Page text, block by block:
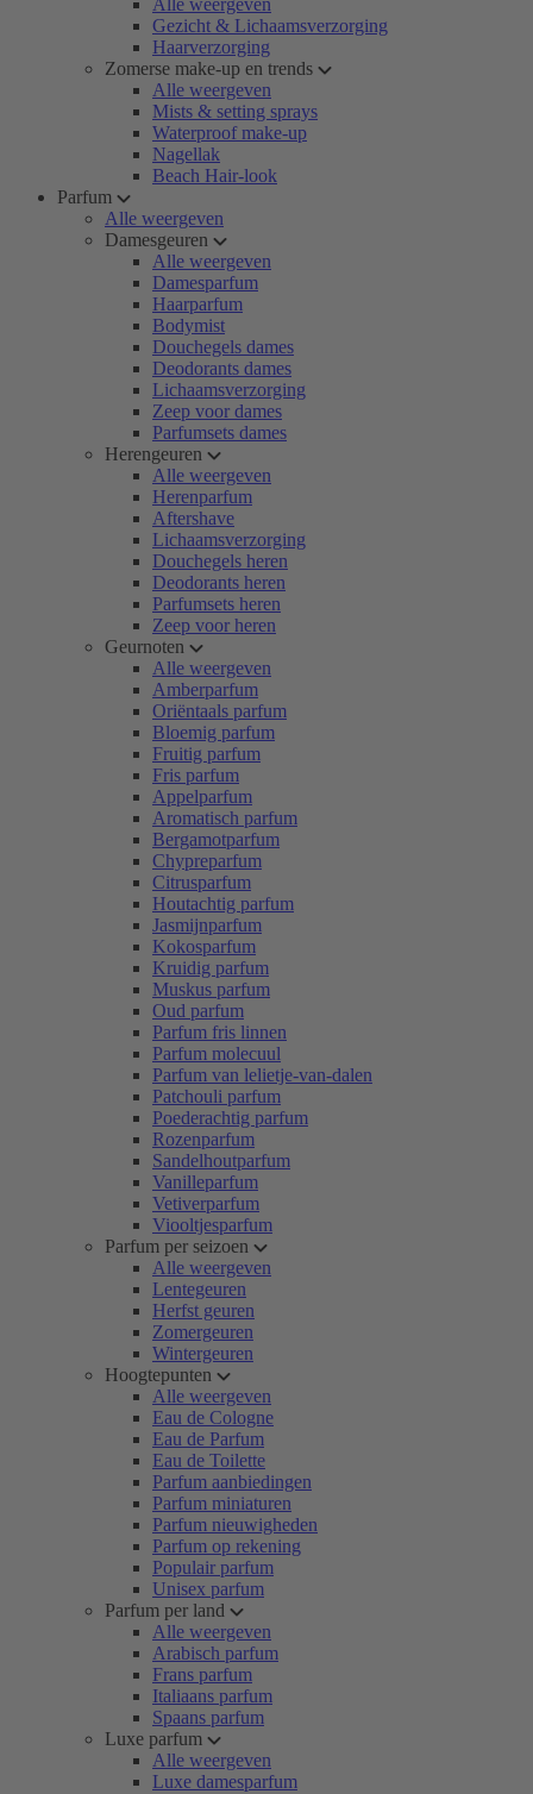
Alle weergeven
Gezicht & Lichaamsverzorging
Haarverzorging
Zomerse make-up en trends
Alle weergeven
Mists & setting sprays
Waterproof make-up
Nagellak
Beach Hair-look
Parfum
Alle weergeven
Damesgeuren
Alle weergeven
Damesparfum
Haarparfum
Bodymist
Douchegels dames
Deodorants dames
Lichaamsverzorging
Zeep voor dames
Parfumsets dames
Herengeuren
Alle weergeven
Herenparfum
Aftershave
Lichaamsverzorging
Douchegels heren
Deodorants heren
Parfumsets heren
Zeep voor heren
Geurnoten
Alle weergeven
Amberparfum
Oriëntaals parfum
Bloemig parfum
Fruitig parfum
Fris parfum
Appelparfum
Aromatisch parfum
Bergamotparfum
Chypreparfum
Citrusparfum
Houtachtig parfum
Jasmijnparfum
Kokosparfum
Kruidig parfum
Muskus parfum
Oud parfum
Parfum fris linnen
Parfum molecuul
Parfum van lelietje-van-dalen
Patchouli parfum
Poederachtig parfum
Rozenparfum
Sandelhoutparfum
Vanilleparfum
Vetiverparfum
Viooltjesparfum
Parfum per seizoen
Alle weergeven
Lentegeuren
Herfst geuren
Zomergeuren
Wintergeuren
Hoogtepunten
Alle weergeven
Eau de Cologne
Eau de Parfum
Eau de Toilette
Parfum aanbiedingen
Parfum miniaturen
Parfum nieuwigheden
Parfum op rekening
Populair parfum
Unisex parfum
Parfum per land
Alle weergeven
Arabisch parfum
Frans parfum
Italiaans parfum
Spaans parfum
Luxe parfum
Alle weergeven
Luxe damesparfum